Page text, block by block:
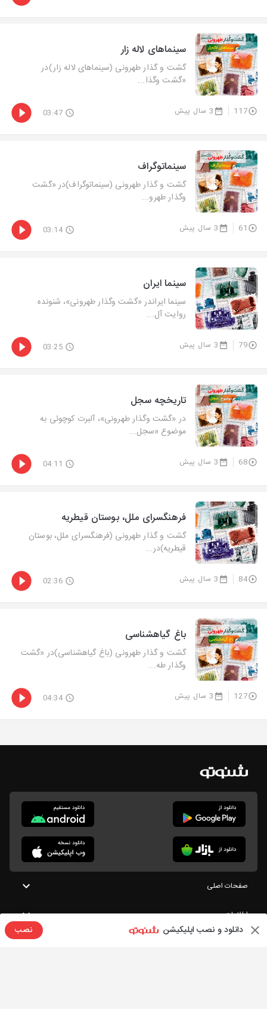
سینماهای لاله زار
گشت و گذار طهرونی (سینماهای لاله زار)در
«گشت‌ وگذا...
117 3 سال پیش 03:47
سینماتوگراف
گشت و گذار طهرونی (سینماتوگراف)در «گشت‌
وگذار طهرو...
61 3 سال پیش 03:14
سینما ایران
سینما ایراندر «گشت‌ وگذار طهرونی»، شنونده
روایت آل...
79 3 سال پیش 03:25
تاریخچه سجل
در «گشت‌ وگذار طهرونی»، آلبرت كوچوئی به
موضوع «سجل...
68 3 سال پیش 04:11
فرهنگسرای ملل، بوستان قیطریه
گشت و گذار طهرونی (فرهنگسرای ملل، بوستان
قیطریه)در...
84 3 سال پیش 02:36
باغ گیاهشناسی
گشت و گذار طهرونی (باغ گیاهشناسی)در «گشت‌
وگذار طه...
127 3 سال پیش 04:34
دانلود و نصب اپلیکیشن نصب
صفحات اصلی
اطلاعات